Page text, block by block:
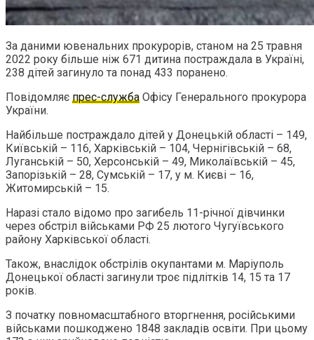
За даними ювенальних прокурорів, станом на 25 травня
2022 року більше ніж 671 дитина постраждала в Україні,
238 дітей загинуло та понад 433 поранено.
Повідомляє прес-служба Офісу Генерального прокурора
України.
Найбільше постраждало дітей у Донецькій області – 149,
Київській – 116, Харківській – 104, Чернігівській – 68,
Луганській – 50, Херсонській – 49, Миколаївській – 45,
Запорізькій – 28, Сумській – 17, у м. Києві – 16,
Житомирській – 15.
Наразі стало відомо про загибель 11-річної дівчинки
через обстріл військами РФ 25 лютого Чугуївського
району Харківської області.
Також, внаслідок обстрілів окупантами м. Маріуполь
Донецької області загинули троє підлітків 14, 15 та 17
років.
З початку повномасштабного вторгнення, російськими
військами пошкоджено 1848 закладів освіти. При цьому